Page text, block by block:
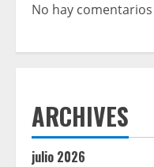
No hay
ARCHIVES
julio 2026